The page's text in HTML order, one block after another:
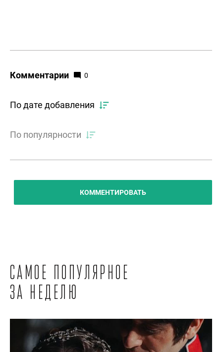
Комментарии 0
По дате добавления
По популярности
КОММЕНТИРОВАТЬ
Самое популярное
за неделю